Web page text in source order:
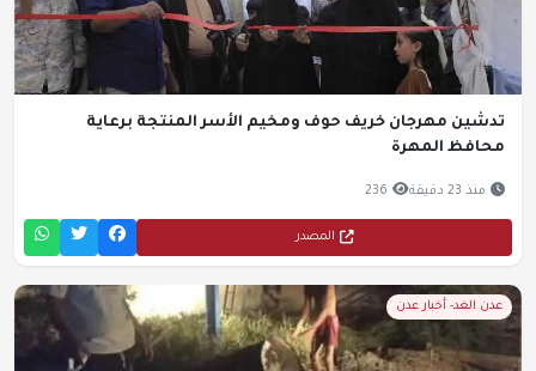
تدشين مهرجان خريف حوف ومخيم الأسر المنتجة برعاية
محافظ المهرة
منذ 23 دقيقة 236
المصدر
عدن الغد- أخبار عدن